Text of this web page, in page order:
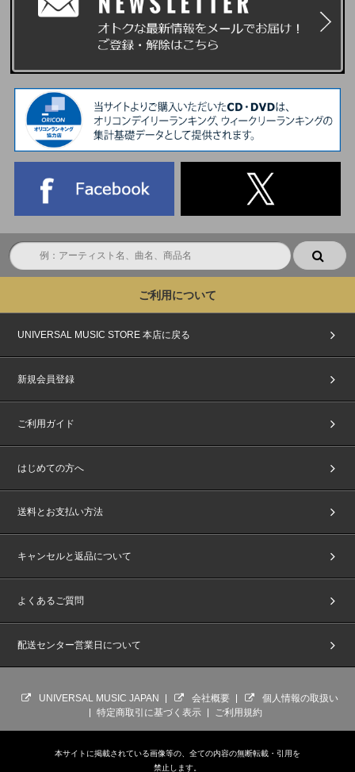
ご利用について
UNIVERSAL MUSIC STORE 本店に戻る
新規会員登録
ご利用ガイド
はじめての方へ
送料とお支払い方法
キャンセルと返品について
よくあるご質問
配送センター営業日について
UNIVERSAL MUSIC JAPAN 会社概要
個人情報の取扱い
特定商取引に基づく表示
ご利用規約
本サイトに掲載されている画像等の、全ての内容の無断転載・引用を
禁止します。